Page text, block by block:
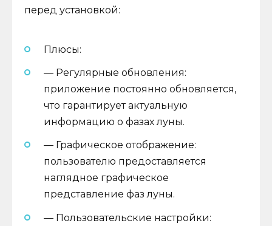
перед установкой:
Плюсы:
— Регулярные обновления:
приложение постоянно обновляется,
что гарантирует актуальную
информацию о фазах луны.
— Графическое отображение:
пользователю предоставляется
наглядное графическое
представление фаз луны.
— Пользовательские настройки: